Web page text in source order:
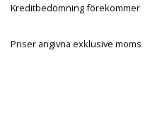
Kreditbedömning förekommer
Priser angivna exklusive moms